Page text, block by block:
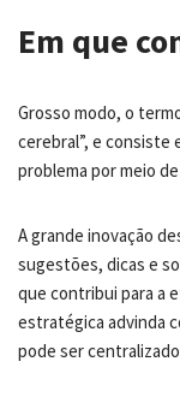
Em que
Grosso modo, o
cerebral”, e consiste
problema por meio
A grande inovação
sugestões, dicas e
que contribui para a
estratégica advinda
pode ser